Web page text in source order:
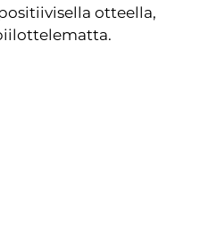
otteella,